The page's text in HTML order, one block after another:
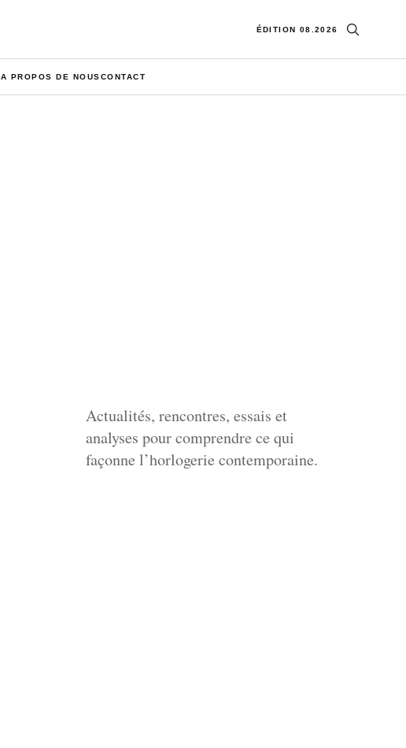
ÉDITION 08.2026 Ouvrir la
A PROPOS DE NOUSCONTACT
Actualités, rencontres, essais et
analyses pour comprendre ce qui
façonne l’horlogerie contemporaine.